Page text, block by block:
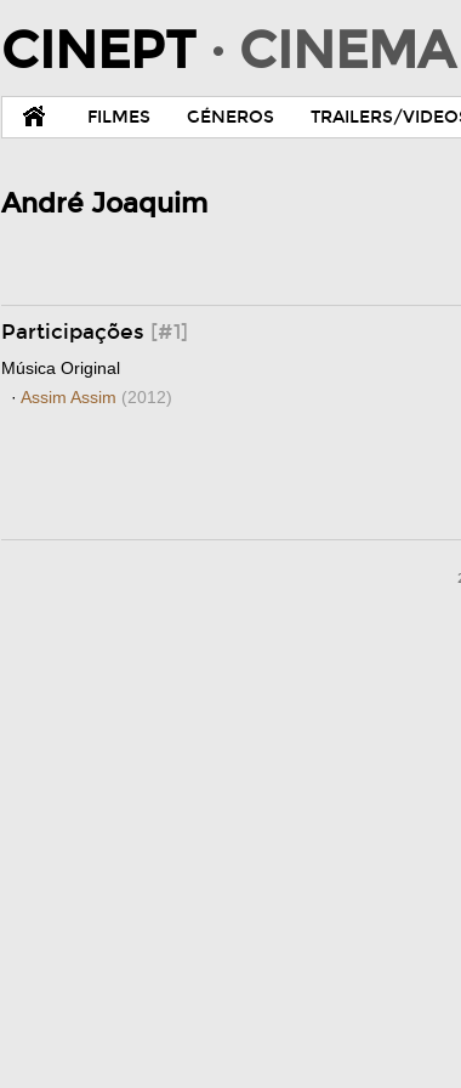
CINEPT ·
FILMES GÉNEROS TRAILERS/
André Joaquim
Participações [#1]
Música Original
· Assim Assim (2012)